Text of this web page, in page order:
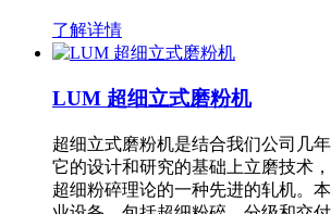
了解详情
LUM 超细立式磨粉机
超细立式磨粉机是结合我们公司几
它的设计和研究的基础上立磨技术
超细粉碎理论的一种先进的轧机。